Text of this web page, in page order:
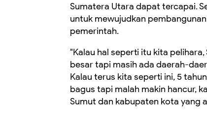
Sumatera Utara dapat tercapai.
untuk mewujudkan
pemerintah.
"Kalau hal seperti itu kita
besar tapi masih ada daerah-
Kalau terus kita seperti ini, 5
bagus tapi malah makin hancur,
Sumut dan kabupaten kota yang